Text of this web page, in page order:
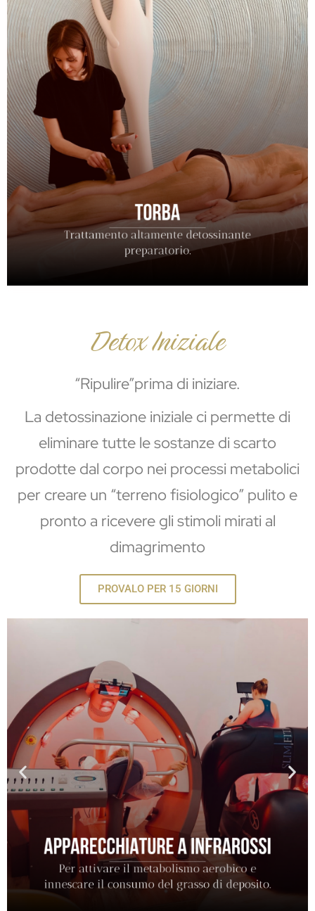
Detox Iniziale
“Ripulire”prima di iniziare.
La detossinazione iniziale ci permette di
eliminare tutte le sostanze di scarto
prodotte dal corpo nei processi metabolici
per creare un “terreno fisiologico” pulito e
pronto a ricevere gli stimoli mirati al
dimagrimento
PROVALO PER 15 GIORNI